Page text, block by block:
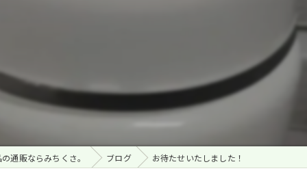
オーガニック
通販ならみちくさ。 ブログ お待たせいたしました！